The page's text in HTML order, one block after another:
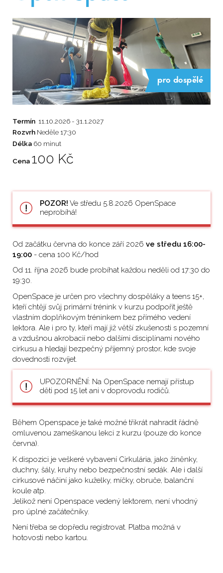
pro dospělé
POZOR! Ve středu 5.8.2026 OpenSpace
neprobíhá!
Od začátku června do konce září 2026 ve středu 16:00-
19:00 - cena 100 Kč/hod
Od 11. října 2026 bude probíhat každou neděli od 17:30 do
19:30.
OpenSpace je určen pro všechny dospěláky a teens 15+,
kteří chtějí svůj primární trénink v kurzu podpořit ještě
vlastním doplňkovým tréninkem bez přímého vedení
lektora. Ale i pro ty, kteří mají již větší zkušenosti s pozemní
a vzdušnou akrobacií nebo dalšími disciplínami nového
cirkusu a hledají bezpečný příjemný prostor, kde svoje
dovednosti rozvíjet.
UPOZORNĚNÍ: Na OpenSpace nemají přístup
děti pod 15 let ani v doprovodu rodičů.
Během Openspace je také možné třikrát nahradit řádně
omluvenou zameškanou lekci z kurzu (pouze do konce
června).
K dispozici je veškeré vybavení Cirkulária, jako žíněnky,
duchny, šály, kruhy nebo bezpečnostní sedák. Ale i další
cirkusové náčiní jako kuželky, míčky, obruče, balanční
koule atp.
Jelikož není Openspace vedený lektorem, není vhodný
pro úplné začátečníky.
Není třeba se dopředu registrovat. Platba možná v
hotovosti nebo kartou.
Termín 11.10.2026 - 31.1.2027
Rozvrh Neděle 17:30
Délka 60 minut
Cena 100 Kč